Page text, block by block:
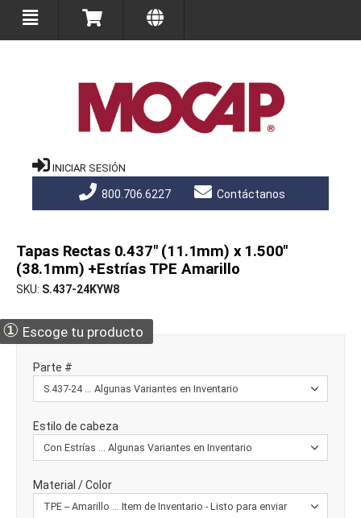
INICIAR SESIÓN
800.706.6227 Contáctanos
Tapas Rectas 0.437" (11.1mm) x 1.500"
(38.1mm) +Estrías TPE Amarillo
SKU S.437-24KYW8
① Escoge tu producto
Parte #
Estilo de cabeza
Material / Color